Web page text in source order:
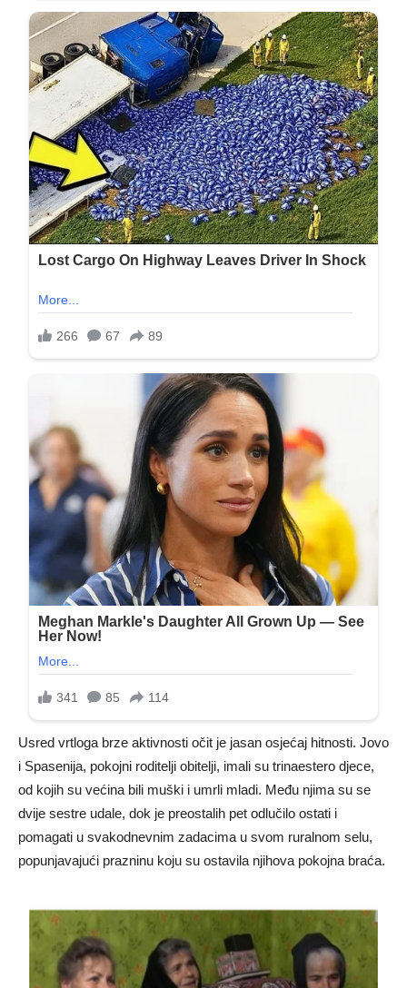
Usred vrtloga brze aktivnosti očit je jasan osjećaj hitnosti. Jovo
i Spasenija, pokojni roditelji obitelji, imali su trinaestero djece,
od kojih su većina bili muški i umrli mladi. Među njima su se
dvije sestre udale, dok je preostalih pet odlučilo ostati i
pomagati u svakodnevnim zadacima u svom ruralnom selu,
popunjavajući prazninu koju su ostavila njihova pokojna braća.